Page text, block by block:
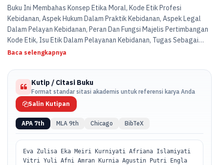
Buku Ini Membahas Konsep Etika Moral, Kode Etik Profesi
Kebidanan, Aspek Hukum Dalam Praktik Kebidanan, Aspek Legal
Dalam Pelayan Kebidanan, Peran Dan Fungsi Majelis Pertimbangan
Kode Etik, Isu Etik Dalam Pelayanan Kebidanan, Tugas Sebagai
Bidan Berdasarkan Etik Dan Kode Etik Profesi.
Baca selengkapnya
Kutip / Citasi Buku
Format standar sitasi akademis untuk referensi karya Anda
Salin Kutipan
APA 7th MLA 9th Chicago BibTeX
Eva Zulisa Eka Meiri Kurniyati Afriana Islamiyati
Vitri Yuli Afni Amran Kurnia Agustin Putri Engla